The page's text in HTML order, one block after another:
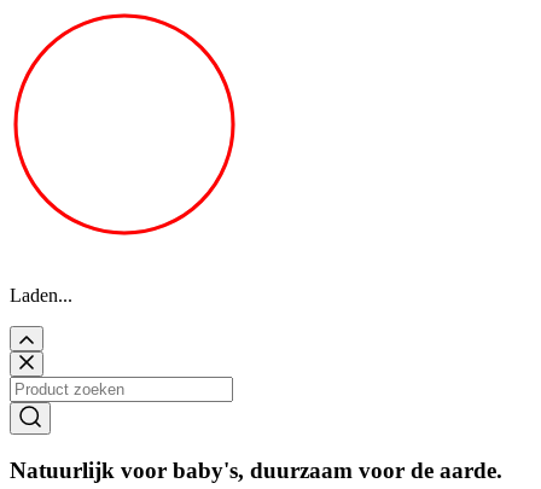
Laden...
Natuurlijk voor baby's, duurzaam voor de aarde.